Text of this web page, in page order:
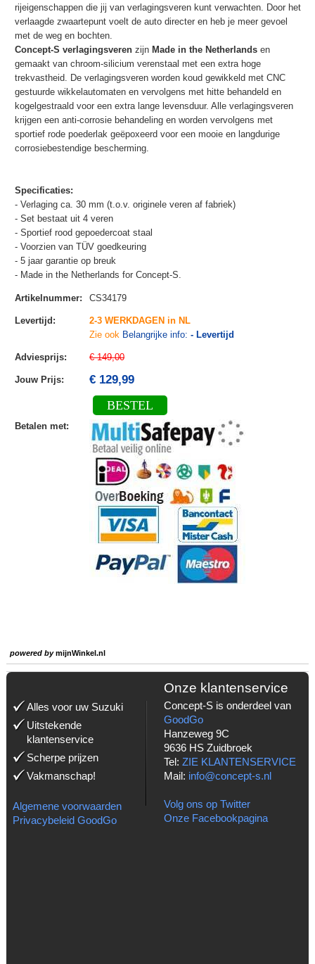
rijeigenschappen die jij van verlagingsveren kunt verwachten. Door het
verlaagde zwaartepunt voelt de auto directer en heb je meer gevoel
met de weg en bochten.
Concept-S verlagingsverenzijn Made in the Netherlandsen
gemaakt van chroom-silicium verenstaal met een extra hoge
trekvastheid. De verlagingsveren worden koud gewikkeld met CNC
gestuurde wikkelautomaten en vervolgens met hitte behandeld en
kogelgestraald voor een extra lange levensduur. Alle verlagingsveren
krijgen een anti-corrosie behandeling en worden vervolgens met
sportief rode poederlak geëpoxeerd voor een mooie en langdurige
corrosiebestendige bescherming.
Specificaties:
- Verlaging ca. 30 mm (t.o.v. originele veren af fabriek)
- Set bestaat uit 4 veren
- Sportief rood gepoedercoat staal
- Voorzien van TÜV goedkeuring
- 5 jaar garantie op breuk
- Made in the Netherlands for Concept-S.
Artikelnummer: CS34179
Levertijd :
2-3 WERKDAGEN in NL
Zie ook Belangrijke info: - Levertijd
Adviesprijs: € 149,00
Jouw Prijs: € 129,99
BESTEL
Betalen met:
powered bymijnWinkel.nl
Alles voor uw Suzuki
Uitstekende
klantenservice
Scherpe prijzen
Vakmanschap!
Algemene voorwaarden
Privacybeleid GoodGo
Onze klantenservice
Concept-S is onderdeel van
GoodGo
Hanzeweg 9C
9636 HS Zuidbroek
Tel: ZIE KLANTENSERVICE
Mail: info@concept-s.nl
Volg ons op Twitter
Onze Facebookpagina